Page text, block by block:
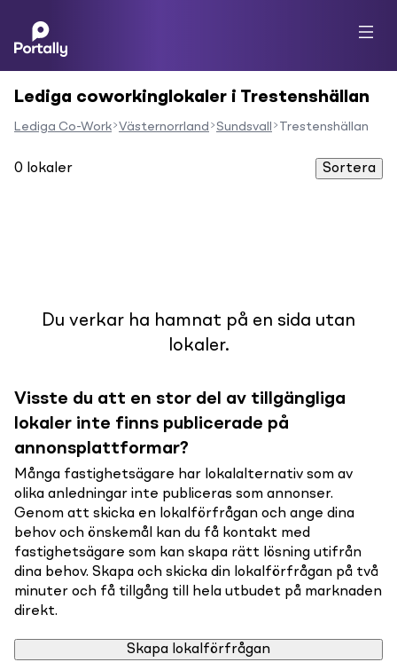
Lediga coworkinglokaler i Trestenshällan
Lediga Co-Work Västernorrland Sundsvall Trestenshällan
0 lokaler Sortera
Du verkar ha hamnat på en sida utan
lokaler.
Visste du att en stor del av tillgängliga
lokaler inte finns publicerade på
annonsplattformar?
Många fastighetsägare har lokalalternativ som av
olika anledningar inte publiceras som annonser.
Genom att skicka en lokalförfrågan och ange dina
behov och önskemål kan du få kontakt med
fastighetsägare som kan skapa rätt lösning utifrån
dina behov. Skapa och skicka din lokalförfrågan på två
minuter och få tillgång till hela utbudet på marknaden
direkt.
Skapa lokalförfrågan